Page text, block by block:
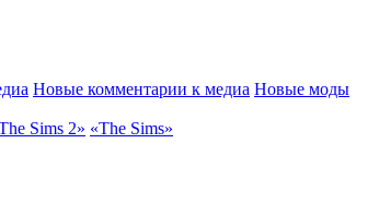
Новые комментарии к медиа Новые моды
Sims 2» «The Sims»